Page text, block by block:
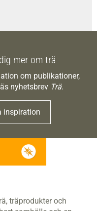
mer om trä
om publikationer,
nyhetsbrev Trä.
inspiration
träprodukter och